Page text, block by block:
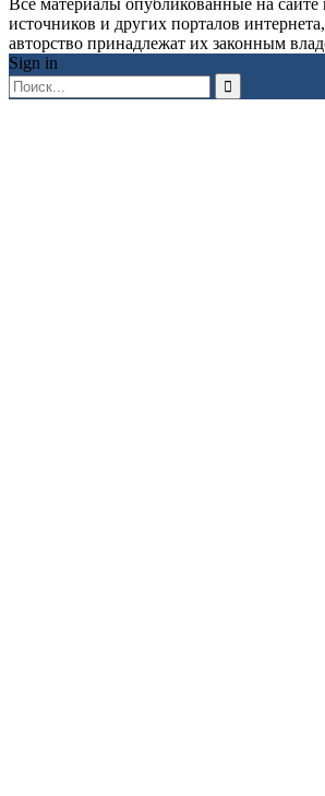
источников и других порталов
авторство принадлежат их законным
Sign in